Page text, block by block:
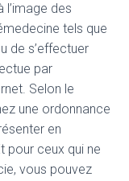
des
tels que
de s’effectuer
par
Selon le
une ordonnance
en
pour ceux qui ne
vous pouvez